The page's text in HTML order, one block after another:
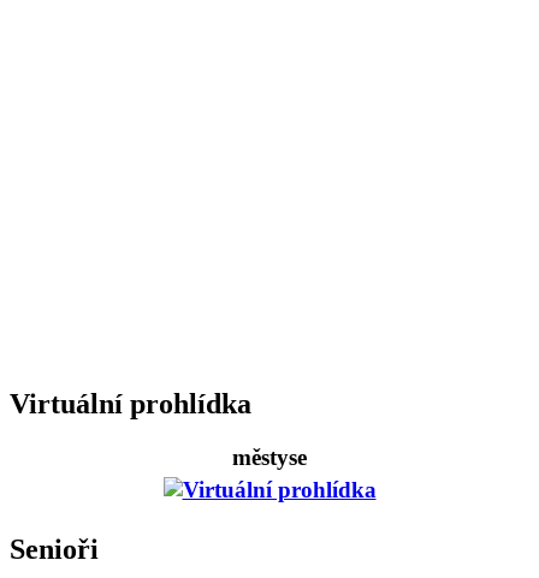
Virtuální prohlídka
městyse
Senioři